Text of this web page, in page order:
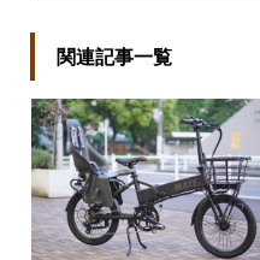
関連記事一覧